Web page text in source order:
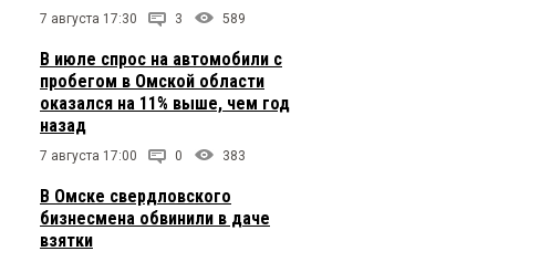
7 августа 17:30 3 589
В июле спрос на автомобили с
пробегом в Омской области
оказался на 11% выше, чем год
назад
7 августа 17:00 0 383
В Омске свердловского
бизнесмена обвинили в даче
взятки